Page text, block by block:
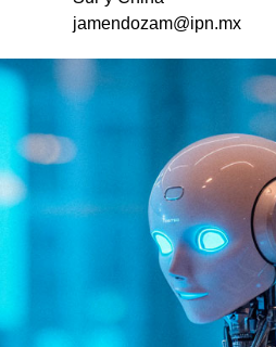
jamendozam@ipn.mx